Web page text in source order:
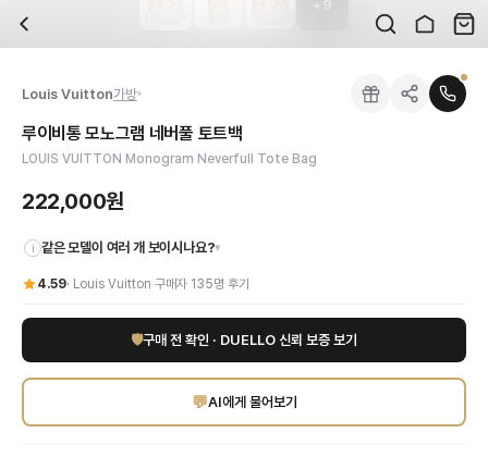
배송은 얼마나 걸리나요?
전문 스태프가 실물 상품을 직접 확인한 후 검수 사진을 제공합니다. 가죽 재질,
교환이나 반품이 가능한가요?
수령 후 7일 이내 신청하시면 상품 하자, 사이즈 불일치, 고객 변심 모두 교환·반
쿠폰과 적립금을 함께 사용할 수 있나요?
네, 쿠폰과 적립금을 결제 시 함께 사용하실 수 있습니다. 적립금은 1,000원 이상
브랜드:
색상:화이트
가격:222,000원
LOUIS VUITTON 루이비통 모노그램 네버풀 토트백 (화이트)으로 당신의 스타일
루이비통 모노그램 네버풀 토트백 을 DUELLO에서 만나보세요.
9
Louis Vuitton가방
루이비통 모노그램 네버풀 토트백
LOUIS VUITTON Monogram Neverfull Tote Bag
222,000원
i 같은 모델이 여러 개 보이시나요?▾
4.59· Louis Vuitton 구매자 135명 후기
🛡구매 전 확인 · DUELLO 신뢰 보증 보기
💬AI에게 물어보기